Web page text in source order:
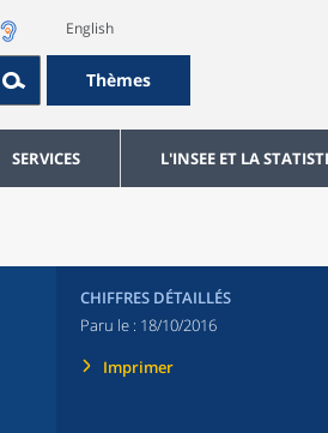
English
Thèmes
SERVICES L'INSEE ET LA
CHIFFRES DÉTAILLÉS
Paru le : 18/10/2016
Imprimer